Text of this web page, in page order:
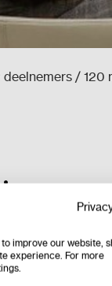
/ 120
improve our website,
experience. For more